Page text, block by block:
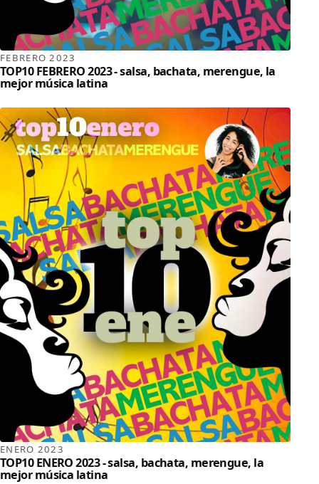
FEBRERO 2023
TOP10 FEBRERO 2023 - salsa, bachata, merengue, la
mejor música latina
ENERO 2023
TOP10 ENERO 2023 - salsa, bachata, merengue, la
mejor música latina